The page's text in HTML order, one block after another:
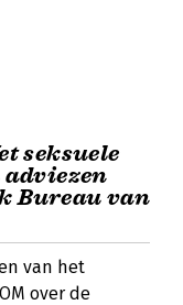
seksuele
Bureau van
van het
over de